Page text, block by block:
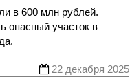
в 600 млн рублей.
опасный участок в
22 декабря 2025